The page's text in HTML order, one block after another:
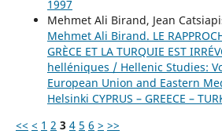
1997
Mehmet Ali Birand, Jean
Mehmet Ali Birand. LE
GRÈCE ET LA TURQUIE EST
helléniques / Hellenic Studies:
European Union and Eastern
Helsinki CYPRUS – GREECE –
<< < 1 2 3 4 5 6 > >>